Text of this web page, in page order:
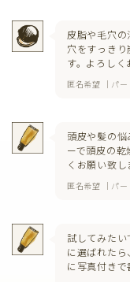
皮脂や毛穴の
穴をすっき
す。よろしく
匿名希望 ｜パ
頭皮や髪の
ーで頭皮の
くお願い致し
匿名希望 ｜パ
試してみたい
に選ばれたら
に写真付きで